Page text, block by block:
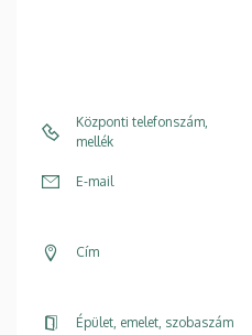
Központi telefonszám,
mellék
E-mail
Cím
Épület, emelet, szobaszám